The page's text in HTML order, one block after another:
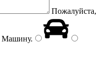
Пожалуйста,
Машину.